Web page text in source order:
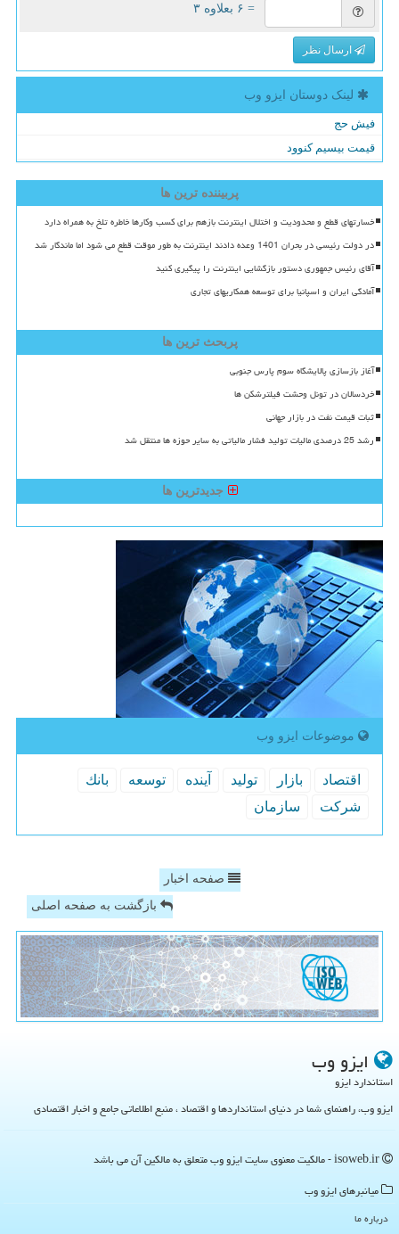
= ۶ بعلاوه ۳
ارسال نظر
لینک دوستان ایزو وب
فیش حج
قیمت بیسیم کنوود
پربیننده ترین ها
خسارتهای قطع و محدودیت و اختلال اینترنت بازهم برای کسب وکارها خاطره تلخ به همراه دارد
در دولت رئیسی در بحران 1401 وعده دادند اینترنت به طور موقت قطع می شود اما ماندگار شد
آقای رئیس جمهوری دستور بازگشایی اینترنت را پیگیری کنید
آمادگی ایران و اسپانیا برای توسعه همکاریهای تجاری
پربحث ترین ها
آغاز بازسازی پالایشگاه سوم پارس جنوبی
خردسالان در تونل وحشت فیلترشکن ها
ثبات قیمت نفت در بازار جهانی
رشد 25 درصدی مالیات تولید فشار مالیاتی به سایر حوزه ها منتقل شد
جدیدترین ها
موضوعات ایزو وب
اقتصاد بازار تولید آینده توسعه
بانك
شركت
سازمان
صفحه اخبار
بازگشت به صفحه اصلی
ایزو وب
استاندارد ایزو
ایزو وب، راهنمای شما در دنیای استانداردها و اقتصاد ، منبع اطلاعاتی جامع و اخبار اقتصادی
میانبرهای ایزو وب
درباره ما